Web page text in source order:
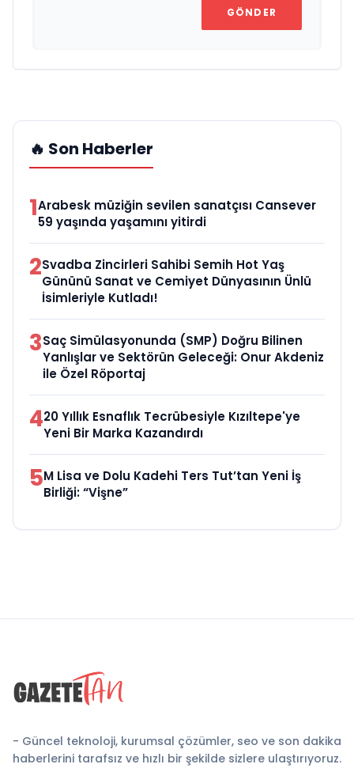
GÖNDER
🔥 Son Haberler
1Arabesk müziğin sevilen sanatçısı Cansever
59 yaşında yaşamını yitirdi
2Svadba Zincirleri Sahibi Semih Hot Yaş
Gününü Sanat ve Cemiyet Dünyasının Ünlü
İsimleriyle Kutladı!
3Saç Simülasyonunda (SMP) Doğru Bilinen
Yanlışlar ve Sektörün Geleceği: Onur Akdeniz
ile Özel Röportaj
420 Yıllık Esnaflık Tecrübesiyle Kızıltepe'ye
Yeni Bir Marka Kazandırdı
5M Lisa ve Dolu Kadehi Ters Tut’tan Yeni İş
Birliği: “Vişne”
- Güncel teknoloji, kurumsal çözümler, seo ve son dakika
haberlerini tarafsız ve hızlı bir şekilde sizlere ulaştırıyoruz.